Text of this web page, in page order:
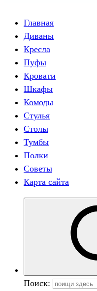
Главная
Диваны
Кресла
Пуфы
Кровати
Шкафы
Комоды
Стулья
Столы
Тумбы
Полки
Советы
Карта сайта
Поиск: